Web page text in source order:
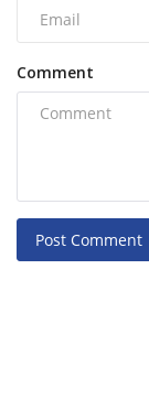
Comment
Post Comment